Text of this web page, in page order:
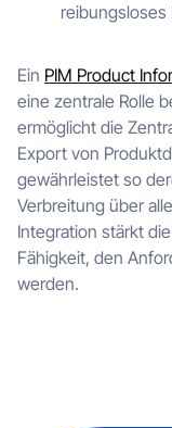
reibungsloses
Ein PIM Product
eine zentrale Rolle
ermöglicht die
Export von
gewährleistet so
Verbreitung über
Integration stärkt
Fähigkeit, den
werden.